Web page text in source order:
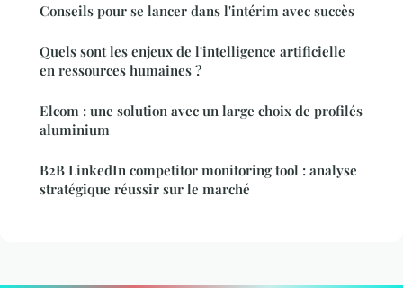
Conseils pour se lancer dans l'intérim avec succès
Quels sont les enjeux de l'intelligence artificielle
en ressources humaines ?
Elcom : une solution avec un large choix de profilés
aluminium
B2B LinkedIn competitor monitoring tool : analyse
stratégique réussir sur le marché